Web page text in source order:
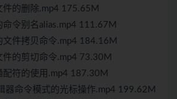
件的删除.mp4 175.65M
令别名alias.mp4 111.67M
文件拷贝命令.mp4 184.16M
的剪切命令.mp4 73.30M
配符的使用.mp4 187.30M
器命令模式的光标操作.mp4 199.62M